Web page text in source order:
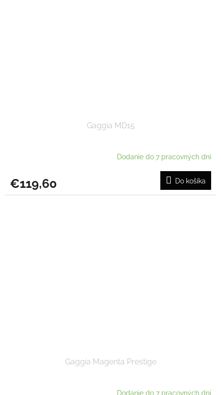
Gaggia MD15
Dodanie do 7 pracovných dní
€119,60 Do košíka
Gaggia Magenta Prestige
Dodanie do 7 pracovných dní